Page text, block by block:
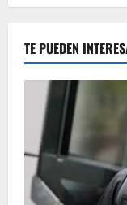
TE PUEDEN